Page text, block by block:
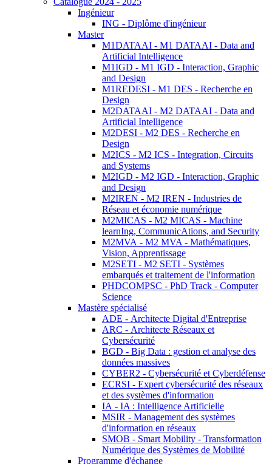
Ingénieur
ING - Diplôme d'ingénieur
Master
M1DATAAI - M1 DATAAI - Data and
Artificial Intelligence
M1IGD - M1 IGD - Interaction, Graphic
and Design
M1REDESI - M1 DES - Recherche en
Design
M2DATAAI - M2 DATAAI - Data and
Artificial Intelligence
M2DESI - M2 DES - Recherche en
Design
M2ICS - M2 ICS - Integration, Circuits
and Systems
M2IGD - M2 IGD - Interaction, Graphic
and Design
M2IREN - M2 IREN - Industries de
Réseau et économie numérique
M2MICAS - M2 MICAS - Machine
learnIng, CommunicAtions, and Security
M2MVA - M2 MVA - Mathématiques,
Vision, Apprentissage
M2SETI - M2 SETI - Systèmes
embarqués et traitement de l'information
PHDCOMPSC - PhD Track - Computer
Science
Mastère spécialisé
ADE - Architecte Digital d'Entreprise
ARC - Architecte Réseaux et
Cybersécurité
BGD - Big Data : gestion et analyse des
données massives
CYBER2 - Cybersécurité et Cyberdéfense
ECRSI - Expert cybersécurité des réseaux
et des systèmes d'information
IA - IA : Intelligence Artificielle
MSIR - Management des systèmes
d'information en réseaux
SMOB - Smart Mobility - Transformation
Numérique des Systèmes de Mobilité
Programme d'échange